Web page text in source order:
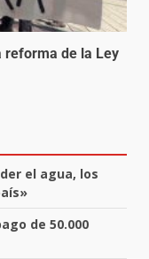
reforma de la Ley
el agua, los
de 50.000